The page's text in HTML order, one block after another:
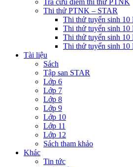
Tra cứu điểm thi thử PTNK
Thi thử PTNK – STAR
Thi thử tuyển sinh
Thi thử tuyển sinh
Thi thử tuyển sinh
Thi thử tuyển sinh
Tài liệu
Sách
Tập san STAR
Lớp 6
Lớp 7
Lớp 8
Lớp 9
Lớp 10
Lớp 11
Lớp 12
Sách tham khảo
Khác
Tin tức